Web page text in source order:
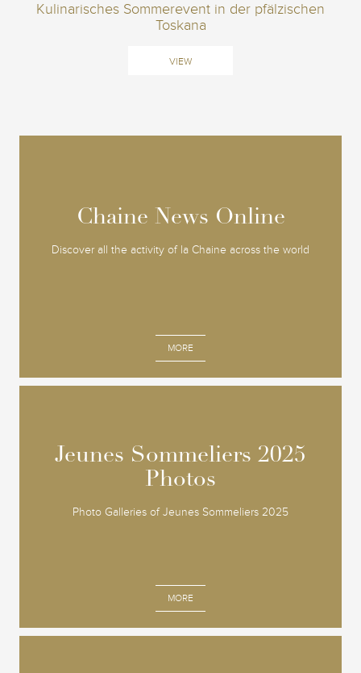
Kulinarisches Sommerevent in der pfälzischen
Toskana
VIEW
Chaine News Online
Discover all the activity of la Chaine across the world
MORE
Chaine News Online
Jeunes Sommeliers 2025
Photos
Photo Galleries of Jeunes Sommeliers 2025
MORE
Jeunes Sommeliers 2025
Photos